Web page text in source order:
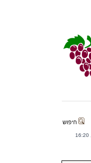
חיפוש